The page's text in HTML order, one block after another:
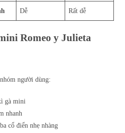
Dễ Rất dễ
Romeo y Julieta
người dùng:
gà mini
nhanh
cổ điển nhẹ nhàng